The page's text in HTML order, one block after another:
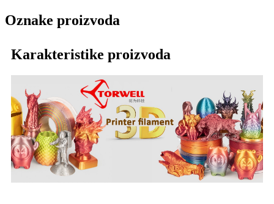
Oznake proizvoda
Karakteristike proizvoda